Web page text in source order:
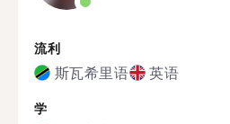
流利
斯瓦希里语 英语
学